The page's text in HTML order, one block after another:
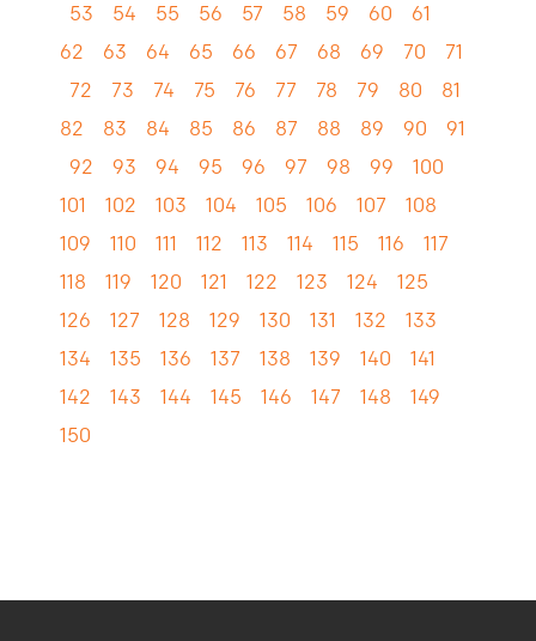
53
54 55 56 57 58 59 60
61
62
63 64 65 66 67 68 69 70
71
72
73 74 75 76 77 78 79 80
81
82
83 84 85 86 87 88 89 90
91
92
93 94 95 96 97 98 99
100
101
102 103 104 105 106 107
108
109
110 111 112 113 114 115 116
117
118
119 120 121 122 123 124
125
126
127 128 129 130 131 132
133
134
135 136 137 138 139 140
141
142
143 144 145 146 147 148
149
150